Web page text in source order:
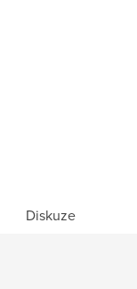
Diskuze